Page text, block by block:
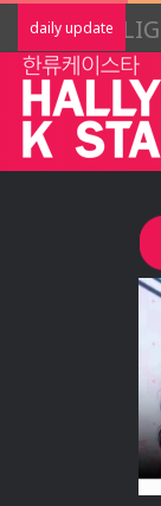
daily update